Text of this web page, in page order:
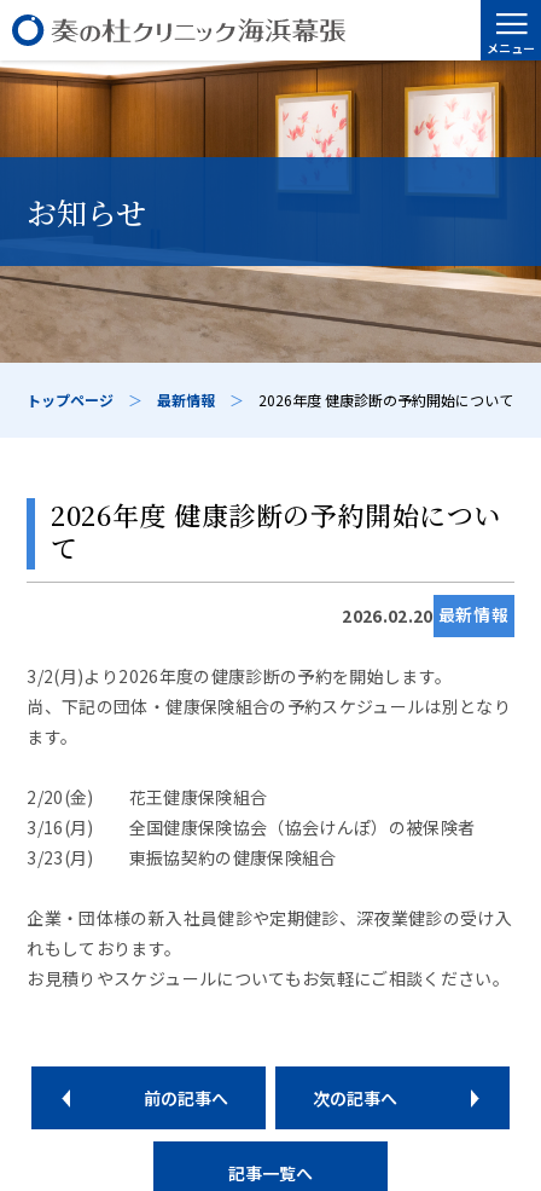
≡
メニュー
お知らせ
トップページ ＞最新情報 ＞ 2026年度 健康診断の予約開始について
2026年度 健康診断の予約開始につい
て
2026.02.20 最新情報
3/2(月)より2026年度の健康診断の予約を開始します。
尚、下記の団体・健康保険組合の予約スケジュールは別となり
ます。
2/20(金) 花王健康保険組合
3/16(月) 全国健康保険協会（協会けんぽ）の被保険者
3/23(月) 東振協契約の健康保険組合
企業・団体様の新入社員健診や定期健診、深夜業健診の受け入
れもしております。
お見積りやスケジュールについてもお気軽にご相談ください。
前の記事へ
記事一覧へ
次の記事へ